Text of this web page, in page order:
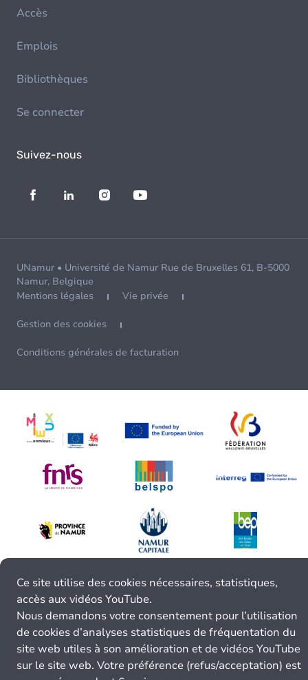
Accès
Emplois
Bibliothèques
Se connecter
Suivez-nous
UNamur • Université de Namur Rue de Bruxelles 61, B-5000
Namur, Belgique
Mentions légales
Vie privée
Gestion des cookies
Conditions générales de facturation
Ce site utilise des cookies nécessaires, statistiques,
accès aux vidéos YouTube.
Nous demandons votre consentement pour l’utilisation
de cookies d’analyses statistiques de fréquentation du
site web utiles à son amélioration et de vidéos YouTube
sur le site web. Votre préférence (refus/acceptation) est